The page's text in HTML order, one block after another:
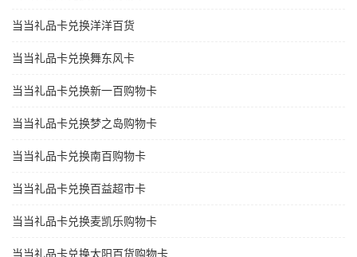
当当礼品卡兑换洋洋百货
当当礼品卡兑换舞东风卡
当当礼品卡兑换新一百购物卡
当当礼品卡兑换梦之岛购物卡
当当礼品卡兑换南百购物卡
当当礼品卡兑换百益超市卡
当当礼品卡兑换麦凯乐购物卡
当当礼品卡兑换太阳百货购物卡